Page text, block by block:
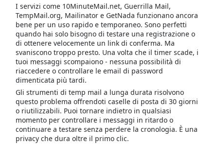
I servizi come 10MinuteMail.net, Guerrilla Mail,
TempMail.org, Mailinator e GetNada funzionano ancora
bene per un uso rapido e temporaneo. Sono perfetti
quando hai solo bisogno di testare una registrazione o
di ottenere velocemente un link di conferma. Ma
svaniscono troppo presto. Una volta che il timer scade, i
tuoi messaggi scompaiono - nessuna possibilità di
riaccedere o controllare le email di password
dimenticata più tardi.
Gli strumenti di temp mail a lunga durata risolvono
questo problema offrendoti caselle di posta di 30 giorni
o riutilizzabili. Puoi tornare indietro in qualsiasi
momento per controllare i messaggi in ritardo o
continuare a testare senza perdere la cronologia. È una
privacy che dura oltre il primo clic.